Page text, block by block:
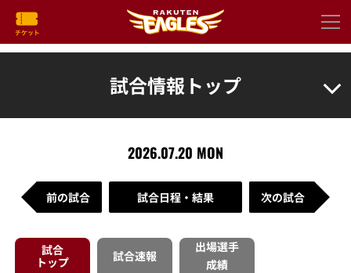
試合情報トップ
2026.07.20 MON
前の試合 試合日程・結果 次の試合
試合
トップ
試合速報
出場選手
成績